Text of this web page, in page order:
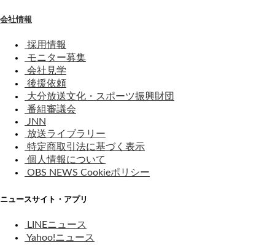
会社情報
採用情報
モニター募集
会社見学
後援依頼
大分放送文化・スポーツ振興財団
番組審議会
JNN
放送ライブラリー
特定商取引法に基づく表示
個人情報について
OBS NEWS Cookieポリシー
ニュースサイト・アプリ
LINEニュース
Yahoo!ニュース